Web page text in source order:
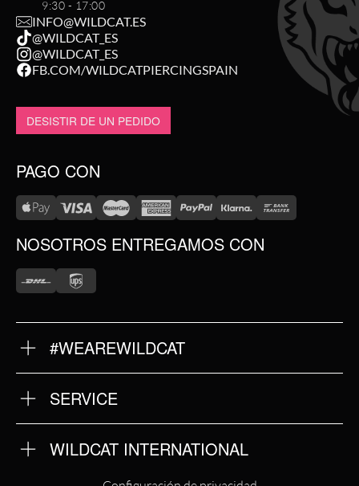
9:30 - 17:00
INFO@WILDCAT.ES
@WILDCAT_ES
@WILDCAT_ES
FB.COM/WILDCATPIERCINGSPAIN
DESISTIR DE UN PEDIDO
PAGO CON
NOSOTROS ENTREGAMOS CON
#WEAREWILDCAT
NUESTRA HISTORIA
NUESTRA CALIDAD
SERVICE
TÉRMINOS Y CONDICIONES
IMPRINT
POLÍTICA DE PRIVACIDAD
WILDCAT INTERNATIONAL
WILDCAT INTERNATIONAL